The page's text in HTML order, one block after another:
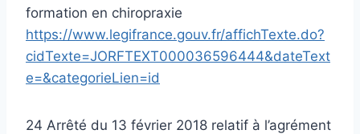
formation en chiropraxie
https://www.legifrance.gouv.fr/affichTexte.do?
cidTexte=JORFTEXT000036596444&dateText
e=&categorieLien=id
24 Arrêté du 13 février 2018 relatif à l’agrément